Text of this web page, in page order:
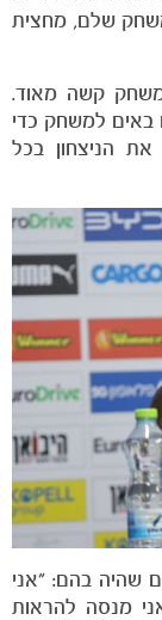
שלם, מחצית
משחק קשה מאוד.
באים למשחק כדי
הניצחון בכל
שהיה בהם: ״אני
מנסה להראות